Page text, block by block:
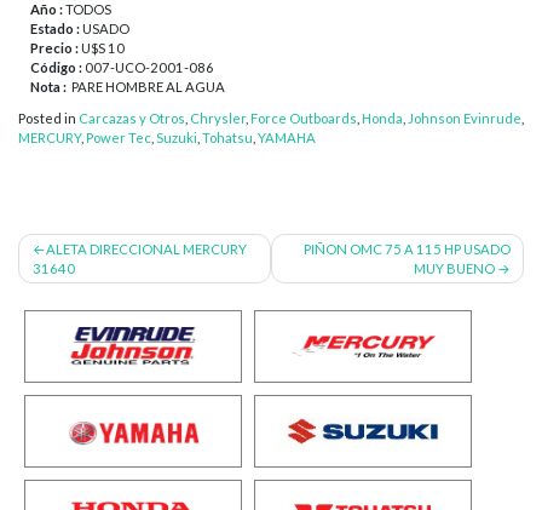
Año :TODOS
Estado :USADO
Precio :U$S 10
Código : 007-UCO-2001-086
Nota : PARE HOMBRE AL AGUA
Posted in Carcazas y Otros Chrysler, Force Outboards Honda Johnson Evinrude
MERCURY, Power Tec Suzuki Tohatsu YAMAHA
Navegación
de
entradas
ALETA DIRECCIONAL MERCURY
31640
PIÑON OMC 75 A 115 HP USADO
MUY BUENO